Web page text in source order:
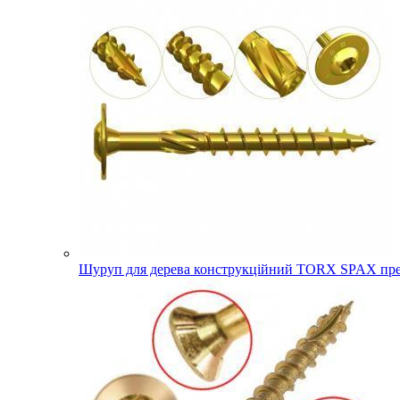
Шуруп для дерева конструкційний TORX SPAX